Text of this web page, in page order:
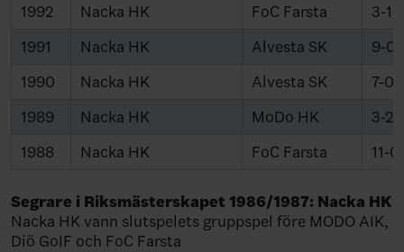
1992
Nacka HK FoC Farsta
3-1
1991
Nacka HK Alvesta SK
9-0
1990
Nacka HK Alvesta SK
7-0
1989
Nacka HK MoDo HK
3-2
1988
Nacka HK FoC Farsta 11-0
Segrare i Riksmästerskapet 1986/1987: Nacka HK
Nacka HK vann slutspelets gruppspel före MODO AIK,
Diö GoIF och FoC Farsta